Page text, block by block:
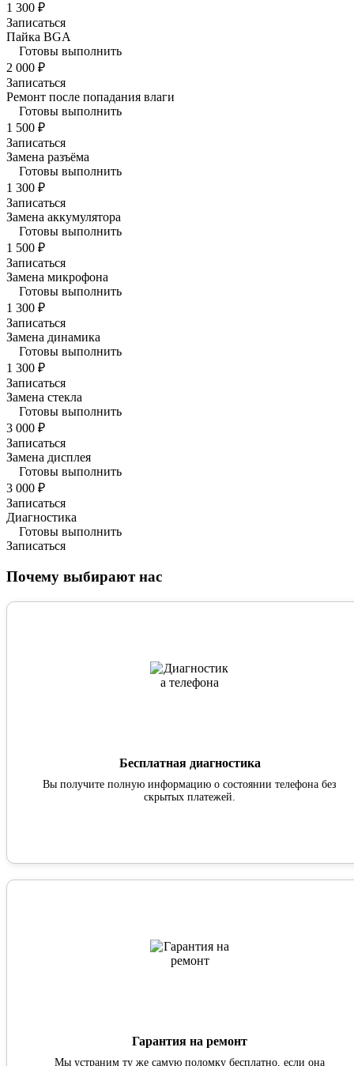
1 300 ₽
Записаться
Пайка BGA
Готовы выполнить
2 000 ₽
Записаться
Ремонт после попадания влаги
Готовы выполнить
1 500 ₽
Записаться
Замена разъёма
Готовы выполнить
1 300 ₽
Записаться
Замена аккумулятора
Готовы выполнить
1 500 ₽
Записаться
Замена микрофона
Готовы выполнить
1 300 ₽
Записаться
Замена динамика
Готовы выполнить
1 300 ₽
Записаться
Замена стекла
Готовы выполнить
3 000 ₽
Записаться
Замена дисплея
Готовы выполнить
3 000 ₽
Записаться
Диагностика
Готовы выполнить
Записаться
Почему выбирают нас
Бесплатная диагностика
Вы получите полную информацию о состоянии телефона без
скрытых платежей.
Гарантия на ремонт
Мы устраним ту же самую поломку бесплатно, если она